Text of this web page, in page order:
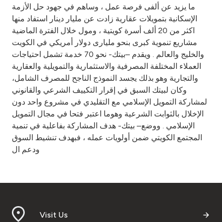
ما يزيد عن ألفى فرصة عمل ، وساهم في جهود حل الأزمة
الإسكانية بتمويلات عقارية زادت عن مليار دينار استفاد منها
اكثر من 20 ألف أسرة كويتية ، ومول خلال الفترة الماضية
مشاريع تنموية كبرى بنحو مليارى دولار أمريكي في الكويت
والخليج والعالم . ويقدم –بيتك- نحو 70 خدمة تشمل احتياجات
العملاء المختلفة المصرفية والاستثمارية والتمويلية والعقارية
والتجارية وهو بذلك يجسد النموذج الناجح للمصرف الشامل،
وكان لبيتك السبق في إقرار التكييف الشرعي والقانوني
لمشاركة التمويل الإسلامي مع التقليدي في مشروع واحد دون
الإخلال بالثوابت الشرعية وهوما اعتبر فتحا في مجال التمويل
الإسلامي . ووضع– بيتك- هدف المشاركة بفاعلية في تنمية
المجتمع الكويتي ضمن أولويات عمله ، فبهدف تنشيط السوق
ودعم ال
Visit Us